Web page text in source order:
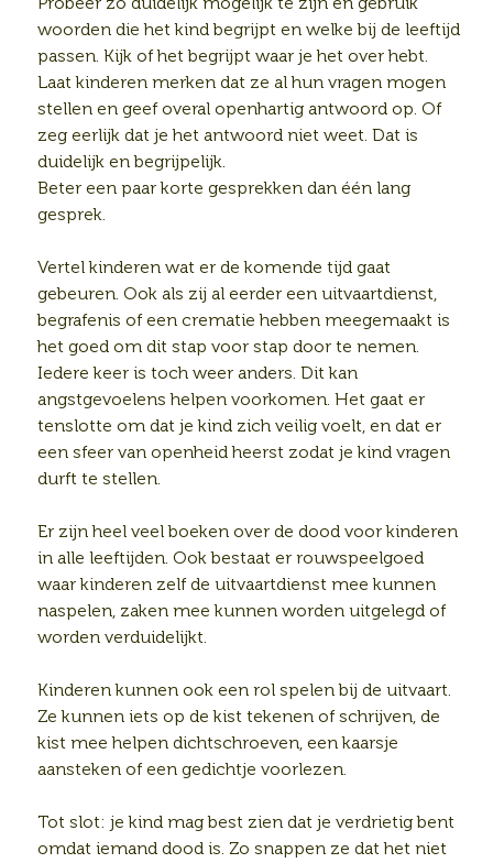
woorden die het kind begrijpt en welke bij de leeftijd
passen. Kijk of het begrijpt waar je het over hebt.
Laat kinderen merken dat ze al hun vragen mogen
stellen en geef overal openhartig antwoord op. Of
zeg eerlijk dat je het antwoord niet weet. Dat is
duidelijk en begrijpelijk.
Beter een paar korte gesprekken dan één lang
gesprek.
Vertel kinderen wat er de komende tijd gaat
gebeuren. Ook als zij al eerder een uitvaartdienst,
begrafenis of een crematie hebben meegemaakt is
het goed om dit stap voor stap door te nemen.
Iedere keer is toch weer anders. Dit kan
angstgevoelens helpen voorkomen. Het gaat er
tenslotte om dat je kind zich veilig voelt, en dat er
een sfeer van openheid heerst zodat je kind vragen
durft te stellen.
Er zijn heel veel boeken over de dood voor kinderen
in alle leeftijden. Ook bestaat er rouwspeelgoed
waar kinderen zelf de uitvaartdienst mee kunnen
naspelen, zaken mee kunnen worden uitgelegd of
worden verduidelijkt.
Kinderen kunnen ook een rol spelen bij de uitvaart.
Ze kunnen iets op de kist tekenen of schrijven, de
kist mee helpen dichtschroeven, een kaarsje
aansteken of een gedichtje voorlezen.
Tot slot: je kind mag best zien dat je verdrietig bent
omdat iemand dood is. Zo snappen ze dat het niet